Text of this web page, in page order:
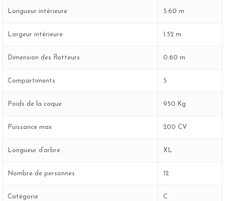
Longueur intèrieure 5.60 m
Largeur intèrieure 1.52 m
Dimension des flotteurs 0.60 m
Compartiments 5
Poids de la coque 950 Kg
Puissance max 200 CV
Longueur d’arbre XL
Nombre de personnes 12
Catégorie C